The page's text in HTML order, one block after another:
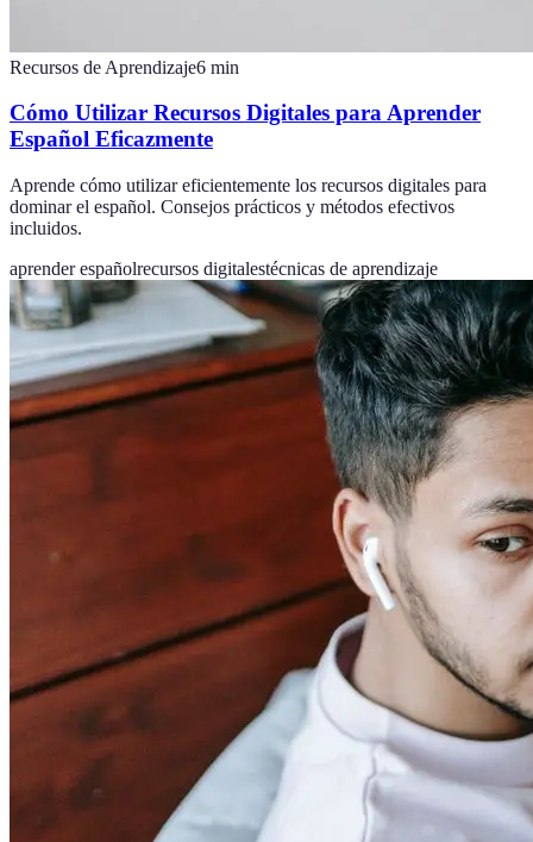
Recursos de Aprendizaje6 min
Cómo Utilizar Recursos Digitales para Aprender
Español Eficazmente
Aprende cómo utilizar eficientemente los recursos digitales para
dominar el español. Consejos prácticos y métodos efectivos
incluidos.
aprender españolrecursos digitalestécnicas de aprendizaje